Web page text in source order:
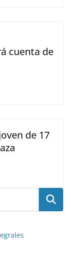
cuenta de
de 17